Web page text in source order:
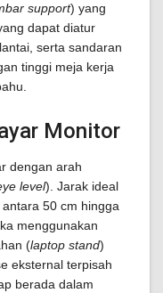
support) yang
dapat diatur
serta sandaran
tinggi meja kerja
Monitor
dengan arah
level). Jarak ideal
50 cm hingga
menggunakan
(laptop stand)
eksternal terpisah
berada dalam